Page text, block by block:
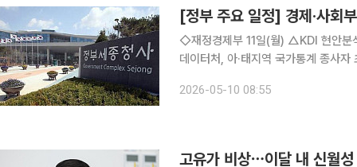
[정부 주요 일정] 경제·사회
◇재정경제부 11일(월) △KDI 현안분석 ‘최근 국제유가 상승이 소비자물가에 미치는 영향’ △국가
데이터처, 아·태지역 국가통계 종사자 초청연수 실시 △국가데이터처·
자문위원회 정례회의(비공개), 17:00
2026-05-10 08:55
고유가 비상⋯이달 내 신월